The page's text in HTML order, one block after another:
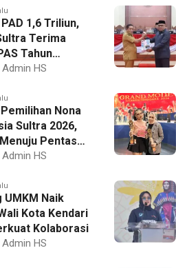
1,6 Triliun,
Terima
Tahun
2027
Admin HS
Nona
Sultra 2026,
Pentas
Admin HS
UMKM Naik
Kota Kendari
Kolaborasi
Admin HS